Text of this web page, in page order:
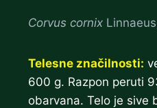
Corvus cornix
Telesne značilnosti:
600 g. Razpon peruti
obarvana. Telo je sive